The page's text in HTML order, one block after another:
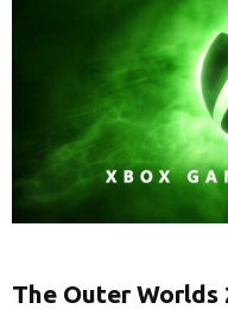
The Outer Worlds